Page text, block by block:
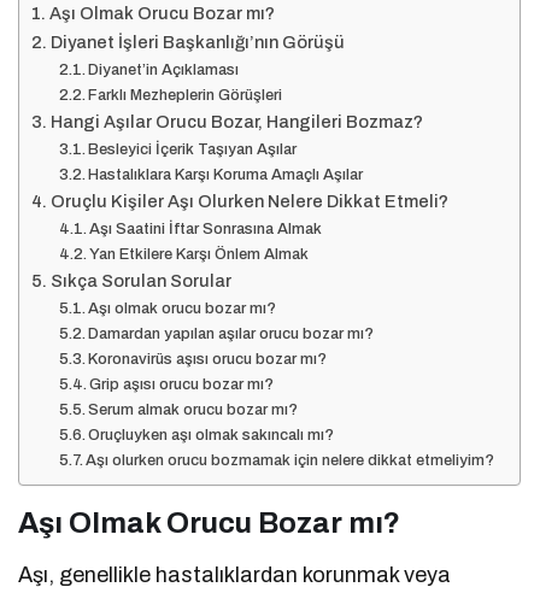
Aşı Olmak Orucu Bozar mı?
Diyanet İşleri Başkanlığı’nın Görüşü
Diyanet’in Açıklaması
Farklı Mezheplerin Görüşleri
Hangi Aşılar Orucu Bozar, Hangileri Bozmaz?
Besleyici İçerik Taşıyan Aşılar
Hastalıklara Karşı Koruma Amaçlı Aşılar
Oruçlu Kişiler Aşı Olurken Nelere Dikkat Etmeli?
Aşı Saatini İftar Sonrasına Almak
Yan Etkilere Karşı Önlem Almak
Sıkça Sorulan Sorular
Aşı olmak orucu bozar mı?
Damardan yapılan aşılar orucu bozar mı?
Koronavirüs aşısı orucu bozar mı?
Grip aşısı orucu bozar mı?
Serum almak orucu bozar mı?
Oruçluyken aşı olmak sakıncalı mı?
Aşı olurken orucu bozmamak için nelere dikkat etmeliyim?
Aşı Olmak Orucu Bozar mı?
Aşı, genellikle hastalıklardan korunmak veya